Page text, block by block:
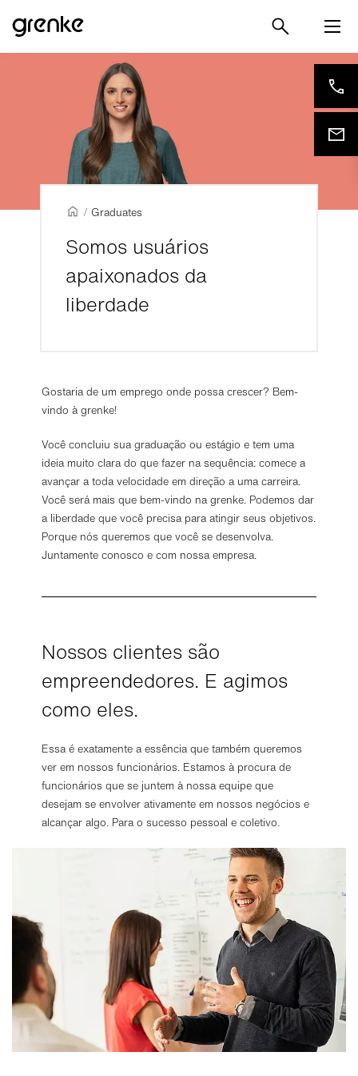
/ Graduates
Somos usuários
apaixonados da
liberdade
Gos­ta­ria de um em­prego onde possa cres­cer? Bem-​
vindo à grenke!
Você concluiu sua graduação ou estágio e tem uma
ideia muito clara do que fazer na sequência: comece a
avançar a toda velocidade em direção a uma carreira.
Você será mais que bem-vindo na grenke. Podemos dar
a liberdade que você precisa para atingir seus objetivos.
Porque nós queremos que você se desenvolva.
Juntamente conosco e com nossa empresa.
Nossos clientes são
empreendedores. E agimos
como eles.
Essa é exatamente a essência que também queremos
ver em nossos funcionários. Estamos à procura de
funcionários que se juntem à nossa equipe que
desejam se envolver ativamente em nossos negócios e
alcançar algo. Para o sucesso pessoal e coletivo.
Opções de Privacidade
Com base em nosso interesse legítimo, usamos cookies
essenciais e funcionais. Portanto, eles são predefinidos